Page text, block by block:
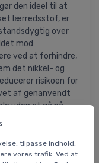
tilpasse indhold,
vores trafik. Ved at
den ideel til at
lærredsstof, er
over
mod
ved at forhindre,
det nikkel- og
risikoen for
af genanvendt
uden at gå på